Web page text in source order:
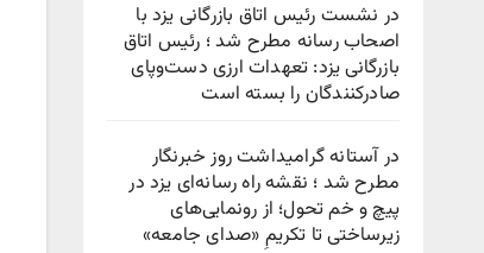
در نشست رئیس اتاق بازرگانی یزد با
اصحاب رسانه مطرح شد ؛ رئیس اتاق
بازرگانی یزد: تعهدات ارزی دست‌وپای
صادرکنندگان را بسته است
در آستانه گرامیداشت روز خبرنگار
مطرح شد ؛ نقشه راه رسانه‌ای یزد در
پیچ‌ و خم تحول؛ از رونمایی‌های
زیرساختی تا تکریمِ «صدای جامعه»